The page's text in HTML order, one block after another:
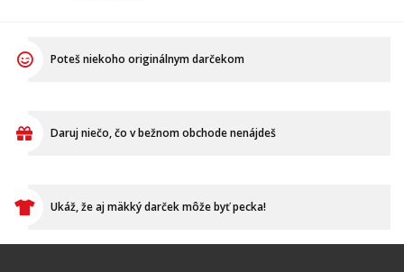
Poteš niekoho originálnym darčekom
Daruj niečo, čo v bežnom obchode nenájdeš
Ukáž, že aj mäkký darček môže byť pecka!